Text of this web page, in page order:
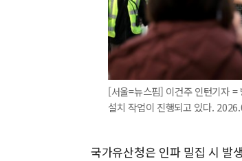
[서울=뉴스핌] 이건주 인턴기자
설치 작업이 진행되고 있다.
국가유산청은 인파 밀집 시 발